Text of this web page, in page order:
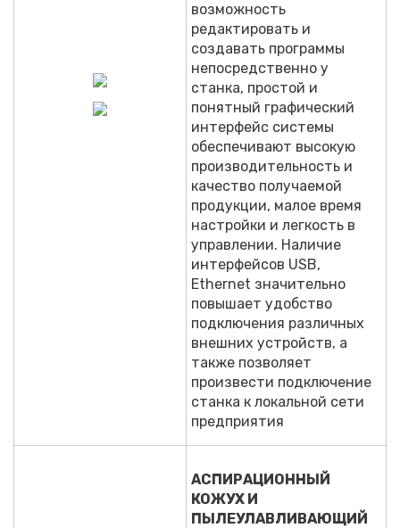
возможность
редактировать и
создавать программы
непосредственно у
станка, простой и
понятный графический
интерфейс системы
обеспечивают высокую
производительность и
качество получаемой
продукции, малое время
настройки и легкость в
управлении. Наличие
интерфейсов USB,
Ethernet значительно
повышает удобство
подключения различных
внешних устройств, а
также позволяет
произвести подключение
станка к локальной сети
предприятия
АСПИРАЦИОННЫЙ
КОЖУХ И
ПЫЛЕУЛАВЛИВАЮЩИЙ